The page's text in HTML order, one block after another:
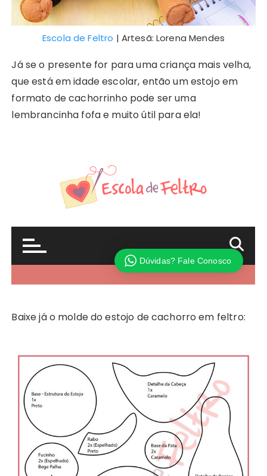
Escola de Feltro | Artesã: Lorena Mendes
Já se o presente for para uma criança mais velha,
que está em idade escolar, então um estojo em
formato de cachorrinho pode ser uma
lembrancinha fofa e muito útil para ela!
Baixe já o molde do estojo de cachorro em feltro: